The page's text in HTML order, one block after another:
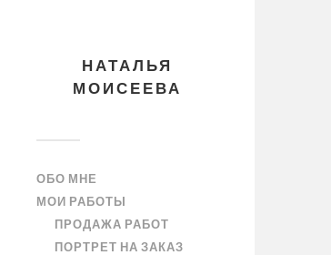
НАТАЛЬЯ
МОИСЕЕВА
ОБО МНЕ
МОИ РАБОТЫ
ПРОДАЖА РАБОТ
ПОРТРЕТ НА ЗАКАЗ